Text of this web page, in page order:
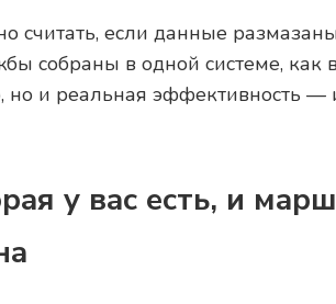
считать, если данные
собраны в одной системе, как
но и реальная эффективность
у вас есть, и